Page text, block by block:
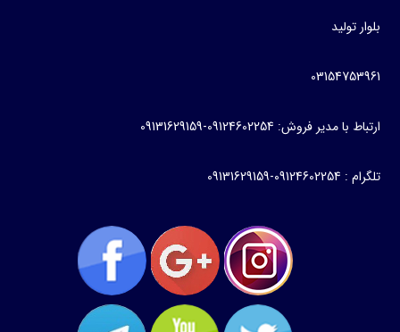
بلوار تولید
03154753961
ارتباط با مدیر فروش: 09124602254-09131629159
تلگرام : 09124602254-09131629159